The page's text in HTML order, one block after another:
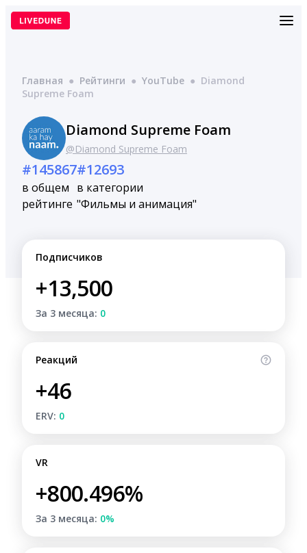
Перейти
Главная ● Рейтинги ● YouTube ● Diamond
Supreme Foam
Diamond Supreme Foam
@Diamond Supreme Foam
#145867
в общем
рейтинге
#12693
в категории
"Фильмы и анимация"
Подписчиков
+13,500
За 3 месяца: 0
Реакций
+46
ERV: 0
VR
+800.496%
За 3 месяца: 0%